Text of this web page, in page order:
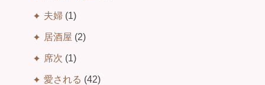
夫婦 (1)
居酒屋 (2)
席次 (1)
愛される (42)